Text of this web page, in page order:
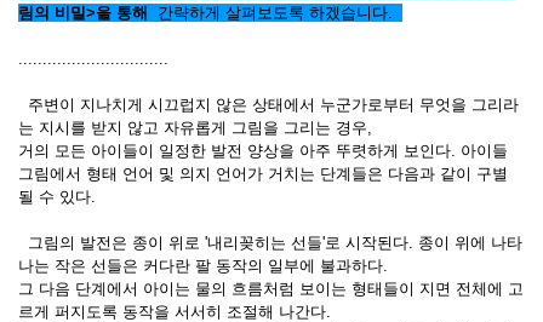
림의 비밀>을 통해
간략하게 살펴보도록 하겠습니다.
...............................
주변이 지나치게 시끄럽지 않은 상태에서 누군가로부터 무엇을 그리라
는 지시를 받지 않고 자유롭게 그림을 그리는 경우,
거의 모든 아이들이 일정한 발전 양상을 아주 뚜렷하게 보인다. 아이들
그림에서 형태 언어 및 의지 언어가 거치는 단계들은 다음과 같이 구별
될 수 있다.
그림의 발전은 종이 위로 '내리꽂히는 선들'로 시작된다. 종이 위에 나타
나는 작은 선들은 커다란 팔 동작의 일부에 불과하다.
그 다음 단계에서 아이는 물의 흐름처럼 보이는 형태들이 지면 전체에 고
르게 퍼지도록 동작을 서서히 조절해 나간다.